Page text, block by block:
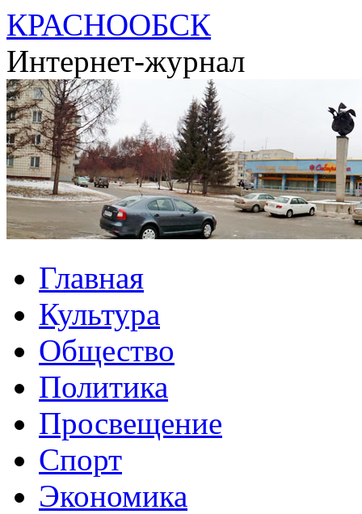
КРАСНООБСК
Интернет-журнал
Перейти
содержимому
Главная
Культура
Общество
Политика
Просвещение
Спорт
Экономика